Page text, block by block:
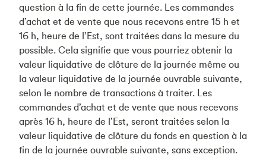
question à la fin de cette journée. Les commandes
d’achat et de vente que nous recevons entre 15 h et
16 h, heure de l’Est, sont traitées dans la mesure du
possible. Cela signifie que vous pourriez obtenir la
valeur liquidative de clôture de la journée même ou
la valeur liquidative de la journée ouvrable suivante,
selon le nombre de transactions à traiter. Les
commandes d’achat et de vente que nous recevons
après 16 h, heure de l’Est, seront traitées selon la
valeur liquidative de clôture du fonds en question à la
fin de la journée ouvrable suivante, sans exception.